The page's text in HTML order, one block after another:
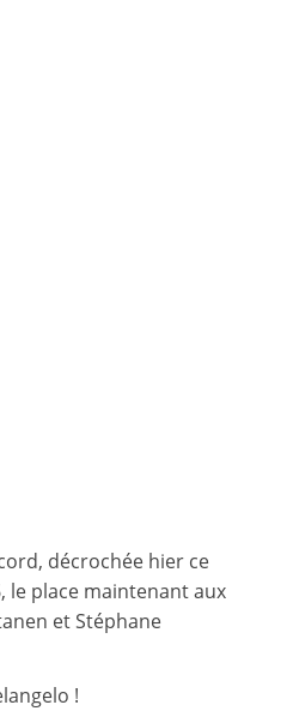
décrochée hier ce
le place maintenant aux
et Stéphane
!